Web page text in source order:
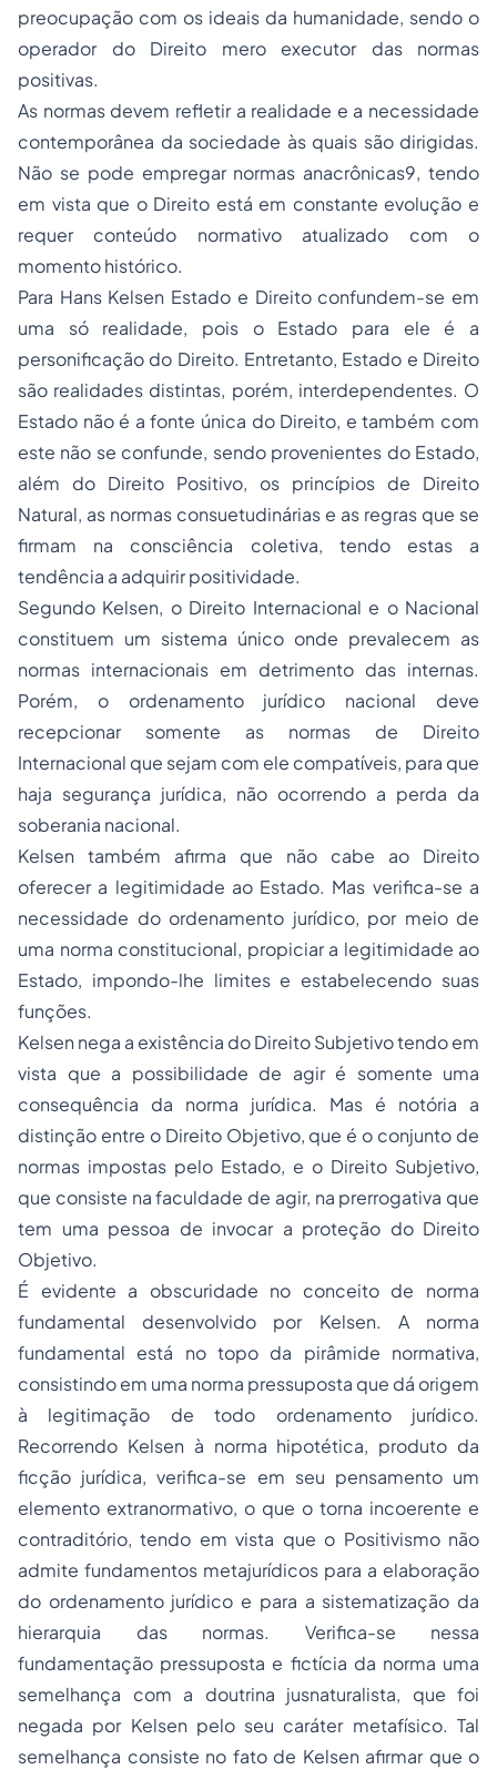
preocupação com os ideais da humanidade, sendo o
operador do Direito mero executor das normas
positivas.
As normas devem refletir a realidade e a necessidade
contemporânea da sociedade às quais são dirigidas.
Não se pode empregar normas anacrônicas9, tendo
em vista que o Direito está em constante evolução e
requer conteúdo normativo atualizado com o
momento histórico.
Para Hans Kelsen Estado e Direito confundem-se em
uma só realidade, pois o Estado para ele é a
personificação do Direito. Entretanto, Estado e Direito
são realidades distintas, porém, interdependentes. O
Estado não é a fonte única do Direito, e também com
este não se confunde, sendo provenientes do Estado,
além do Direito Positivo, os princípios de Direito
Natural, as normas consuetudinárias e as regras que se
firmam na consciência coletiva, tendo estas a
tendência a adquirir positividade.
Segundo Kelsen, o Direito Internacional e o Nacional
constituem um sistema único onde prevalecem as
normas internacionais em detrimento das internas.
Porém, o ordenamento jurídico nacional deve
recepcionar somente as normas de Direito
Internacional que sejam com ele compatíveis, para que
haja segurança jurídica, não ocorrendo a perda da
soberania nacional.
Kelsen também afirma que não cabe ao Direito
oferecer a legitimidade ao Estado. Mas verifica-se a
necessidade do ordenamento jurídico, por meio de
uma norma constitucional, propiciar a legitimidade ao
Estado, impondo-lhe limites e estabelecendo suas
funções.
Kelsen nega a existência do Direito Subjetivo tendo em
vista que a possibilidade de agir é somente uma
consequência da norma jurídica. Mas é notória a
distinção entre o Direito Objetivo, que é o conjunto de
normas impostas pelo Estado, e o Direito Subjetivo,
que consiste na faculdade de agir, na prerrogativa que
tem uma pessoa de invocar a proteção do Direito
Objetivo.
É evidente a obscuridade no conceito de norma
fundamental desenvolvido por Kelsen. A norma
fundamental está no topo da pirâmide normativa,
consistindo em uma norma pressuposta que dá origem
à legitimação de todo ordenamento jurídico.
Recorrendo Kelsen à norma hipotética, produto da
ficção jurídica, verifica-se em seu pensamento um
elemento extranormativo, o que o torna incoerente e
contraditório, tendo em vista que o Positivismo não
admite fundamentos metajurídicos para a elaboração
do ordenamento jurídico e para a sistematização da
hierarquia das normas. Verifica-se nessa
fundamentação pressuposta e fictícia da norma uma
semelhança com a doutrina jusnaturalista, que foi
negada por Kelsen pelo seu caráter metafísico. Tal
semelhança consiste no fato de Kelsen afirmar que o